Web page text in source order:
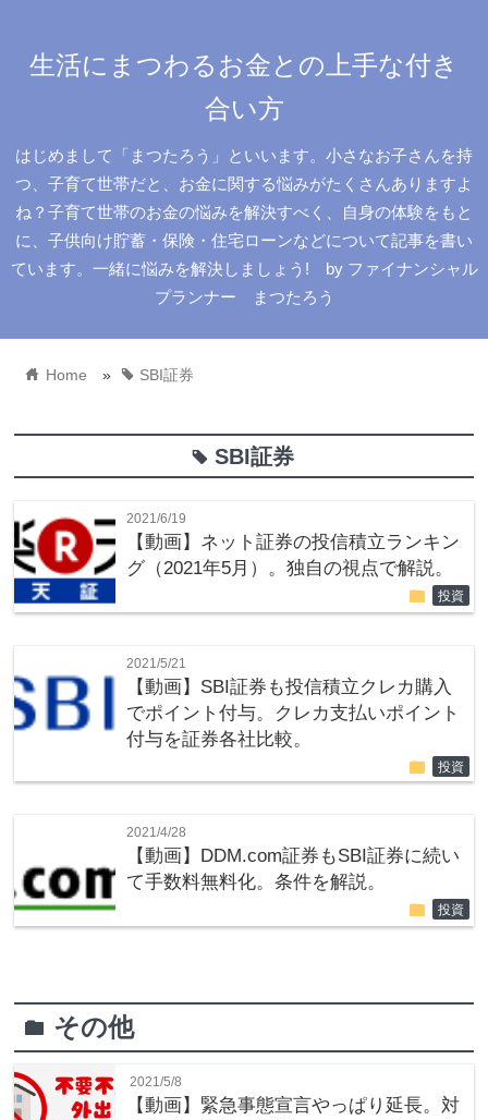
生活にまつわるお金との上手な付き
合い方
はじめまして「まつたろう」といいます。小さなお子さんを持
つ、子育て世帯だと、お金に関する悩みがたくさんありますよ
ね？子育て世帯のお金の悩みを解決すべく、自身の体験をもと
に、子供向け貯蓄・保険・住宅ローンなどについて記事を書い
ています。一緒に悩みを解決しましょう! by ファイナンシャル
プランナー まつたろう
home Home » tag SBI証券
tagSBI証券
2021/6/19
【動画】ネット証券の投信積立ランキン
グ（2021年5月）。独自の視点で解説。
folder 投資
2021/5/21
【動画】SBI証券も投信積立クレカ購入
でポイント付与。クレカ支払いポイント
付与を証券各社比較。
folder 投資
2021/4/28
【動画】DDM.com証券もSBI証券に続い
て手数料無料化。条件を解説。
folder 投資
folder その他
2021/5/8
【動画】緊急事態宣言やっぱり延長。対